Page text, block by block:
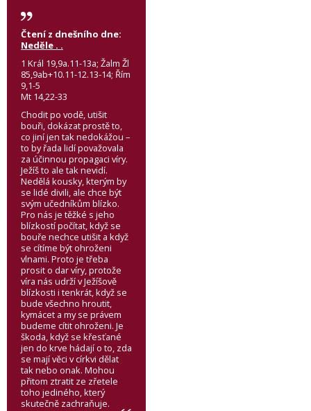
Čtení z dnešního dne:
Neděle . .
1 Král 19,9a.11-13a; Žalm Žl
85,9ab+10.11-12.13-14; Řím
9,1-5
Mt 14,22-33
Chodit po vodě, utišit
bouři, dokázat prostě to,
co jiní jen tak nedokážou –
to by řada lidí považovala
za účinnou propagaci víry.
Ježíš to ale tak nevidí.
Nedělá kousky, kterým by
se lidé divili, ale chce být
svým učedníkům blízko.
Pro nás je těžké s jeho
blízkostí počítat, když se
bouře nechce utišit a když
se cítíme být ohroženi
vlnami. Proto je třeba
prosit o dar víry, protože
víra nás udrží v Ježíšově
blízkosti i tenkrát, když se
bude všechno hroutit,
kymácet a my se právem
budeme cítit ohroženi. Je
škoda, když se křesťané
jen do krve hádají o to, zda
se mají věci v církvi dělat
tak nebo onak. Mohou
přitom ztratit ze zřetele
toho jediného, který
skutečně zachraňuje.